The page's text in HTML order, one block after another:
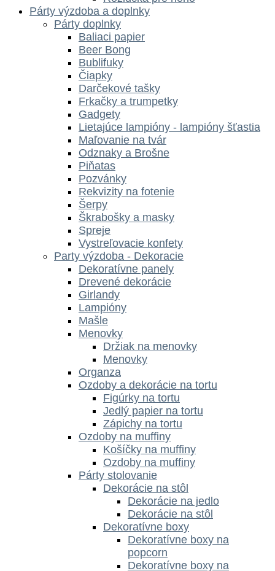
Párty výzdoba a doplnky
Párty doplnky
Baliaci papier
Beer Bong
Bublifuky
Čiapky
Darčekové tašky
Frkačky a trumpetky
Gadgety
Lietajúce lampióny - lampióny šťastia
Maľovanie na tvár
Odznaky a Brošne
Piňatas
Pozvánky
Rekvizity na fotenie
Šerpy
Škrabošky a masky
Spreje
Vystreľovacie konfety
Party výzdoba - Dekoracie
Dekoratívne panely
Drevené dekorácie
Girlandy
Lampióny
Mašle
Menovky
Držiak na menovky
Menovky
Organza
Ozdoby a dekorácie na tortu
Figúrky na tortu
Jedlý papier na tortu
Zápichy na tortu
Ozdoby na muffiny
Košíčky na muffiny
Ozdoby na muffiny
Párty stolovanie
Dekorácie na stôl
Dekorácie na jedlo
Dekorácie na stôl
Dekoratívne boxy
Dekoratívne boxy na
popcorn
Dekoratívne boxy na